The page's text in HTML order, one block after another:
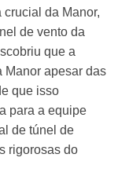
da Manor,
de vento da
que a
Manor apesar das
que isso
para a equipe
de túnel de
rigorosas do